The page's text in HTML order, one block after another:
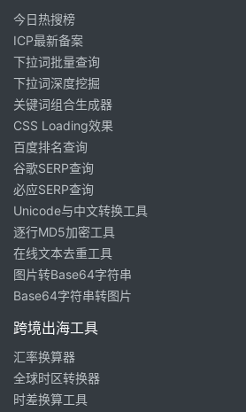
今日热搜榜
ICP最新备案
下拉词批量查询
下拉词深度挖掘
关键词组合生成器
CSS Loading效果
百度排名查询
谷歌SERP查询
必应SERP查询
Unicode与中文转换工具
逐行MD5加密工具
在线文本去重工具
图片转Base64字符串
Base64字符串转图片
跨境出海工具
汇率换算器
全球时区转换器
时差换算工具